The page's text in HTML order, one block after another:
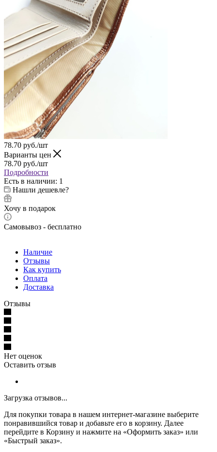
78.70 руб./шт
Варианты цен
78.70 руб./шт
Подробности
Есть в наличии: 1
Нашли дешевле?
Хочу в подарок
Самовывоз - бесплатно
Наличие
Отзывы
Как купить
Оплата
Доставка
Отзывы
Нет оценок
Оставить отзыв
Загрузка отзывов...
Для покупки товара в нашем интернет-магазине выберите
понравившийся товар и добавьте его в корзину. Далее
перейдите в Корзину и нажмите на «Оформить заказ» или
«Быстрый заказ».